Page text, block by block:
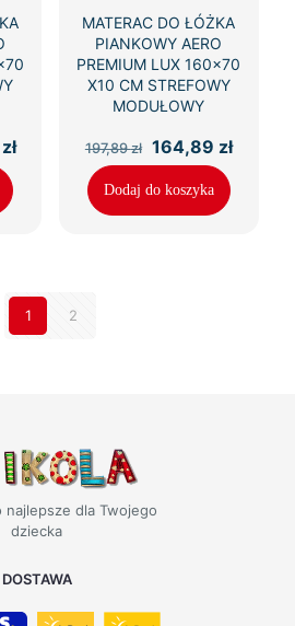
złAktualna
142,89 zł.
MATERAC DO ŁÓŻKA
PIANKOWY AERO
PREMIUM LUX 160×70
X10 CM STREFOWY
MODUŁOWY
197,89zł
Pierwotna
cena
wynosiła:
197,89 zł.
164,89 zł
Dodaj do koszyka
1 2
najlepsze dla Twojego
dziecka
DOSTAWA